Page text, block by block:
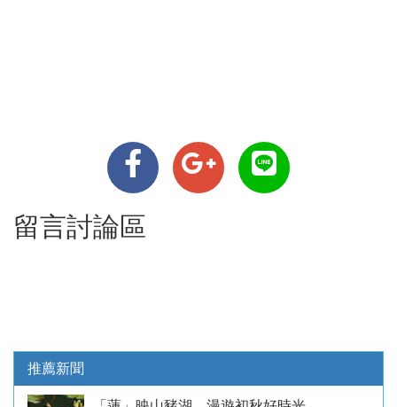
留言討論區
推薦新聞